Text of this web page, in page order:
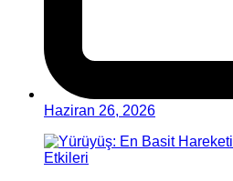
Haziran 26, 2026